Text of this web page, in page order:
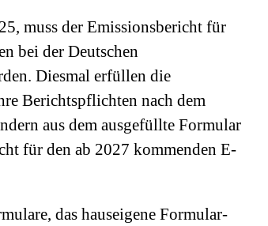
muss der Emissionsbericht für
bei der Deutschen
Diesmal erfüllen die
Berichtspflichten nach dem
aus dem ausgefüllte Formular
für den ab 2027 kommenden E-
das hauseigene Formular-